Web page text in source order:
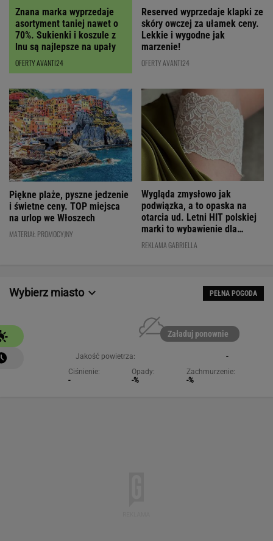
Znana marka wyprzedaje
asortyment taniej nawet o
70%. Sukienki i koszule z
lnu są najlepsze na upały
OFERTY AVANTI24
Reserved wyprzedaje klapki ze
skóry owczej za ułamek ceny.
Lekkie i wygodne jak
marzenie!
OFERTY AVANTI24
Piękne plaże, pyszne jedzenie
i świetne ceny. TOP miejsca
na urlop we Włoszech
MATERIAŁ PROMOCYJNY
Wygląda zmysłowo jak
podwiązka, a to opaska na
otarcia ud. Letni HIT polskiej
marki to wybawienie dla
kobiet!
REKLAMA GABRIELLA
Wybierz miasto PEŁNA POGODA
Załaduj ponownie
Jakość powietrza:
-
Ciśnienie:
-
Opady:
-%
Zachmurzenie:
-%